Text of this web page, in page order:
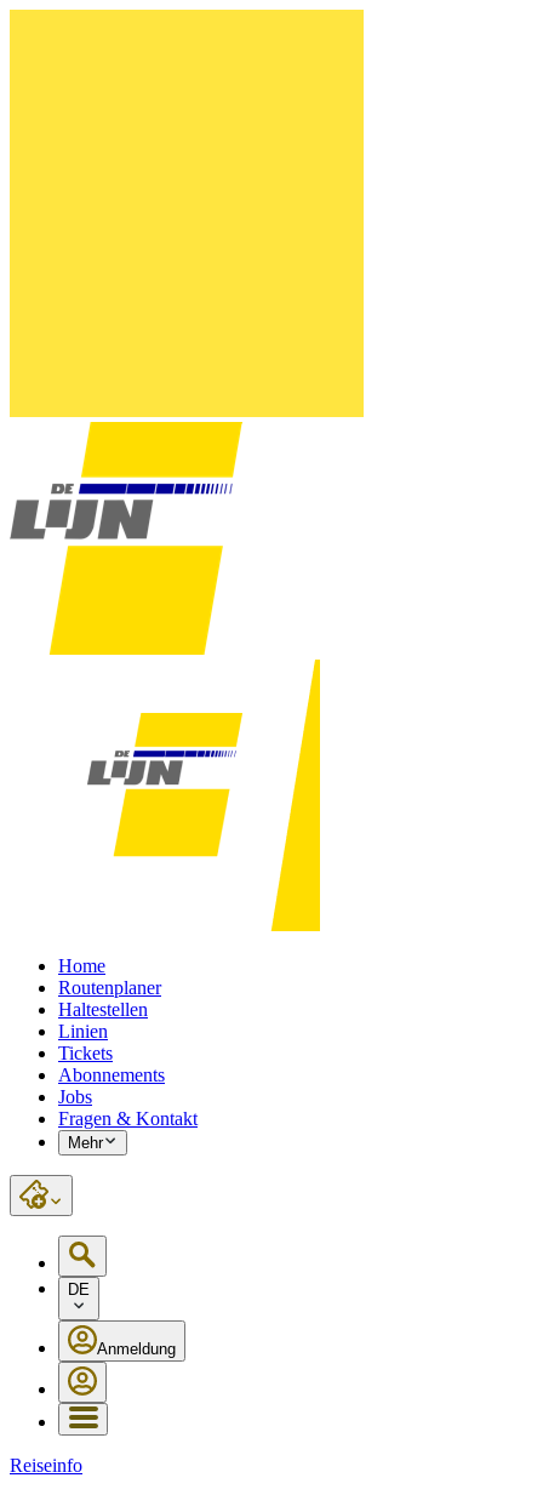
Home
Routenplaner
Haltestellen
Linien
Tickets
Abonnements
Jobs
Fragen & Kontakt
Mehr
DE
Anmeldung
Reiseinfo